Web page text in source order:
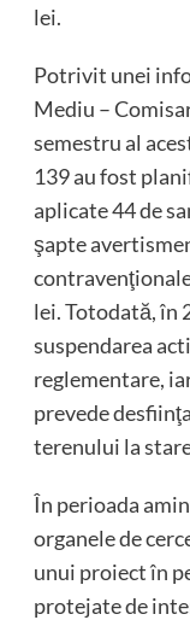
lei.
Potrivit unei
Mediu –
semestru al
139 au fost
aplicate 44 de
şapte
lei. Totodată, în
suspendarea
reglementare,
prevede
terenului la
În perioada
organele de
unui proiect în
protejate de